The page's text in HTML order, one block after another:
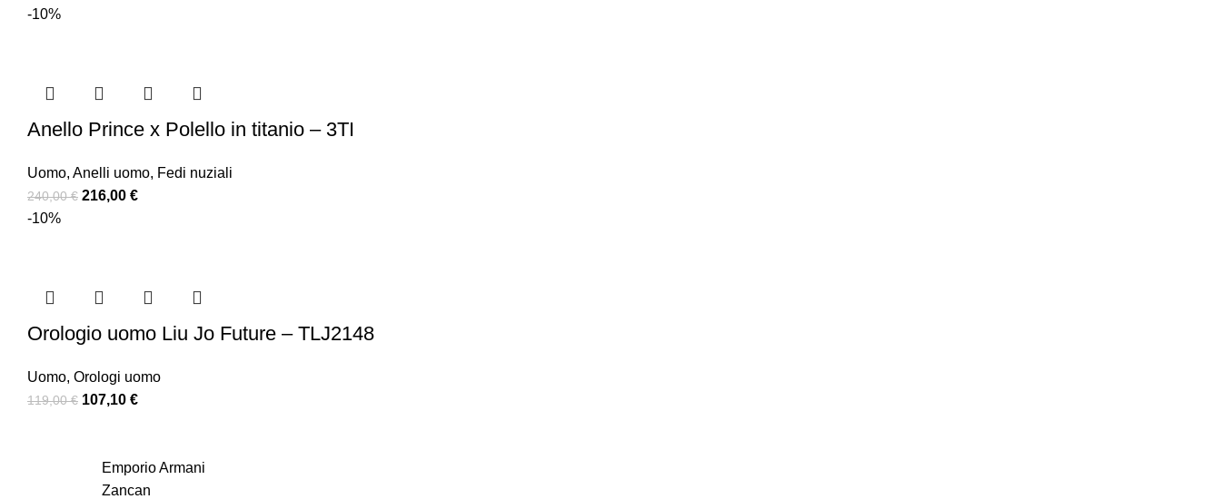
-10%
Anello Prince x Polello in titanio – 3TI
Uomo, Anelli uomo, Fedi nuziali
240,00€ 216,00 €
-10%
Orologio uomo Liu Jo Future – TLJ2148
Uomo, Orologi uomo
119,00€ 107,10 €
Emporio Armani
Zancan